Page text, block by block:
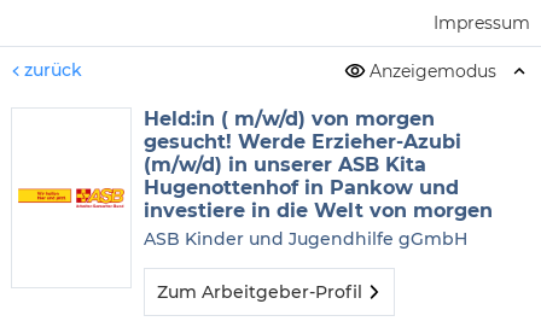
Impressum
zurück Anzeigemodus
Held:in ( m/w/d) von morgen
gesucht! Werde Erzieher-Azubi
(m/w/d) in unserer ASB Kita
Hugenottenhof in Pankow und
investiere in die Welt von morgen
ASB Kinder und Jugendhilfe gGmbH
Zum Arbeitgeber-Profil